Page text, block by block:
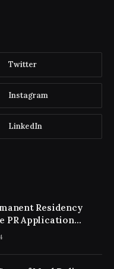
Twitter
Instagram
LinkedIn
Residency
PR Application
the Process